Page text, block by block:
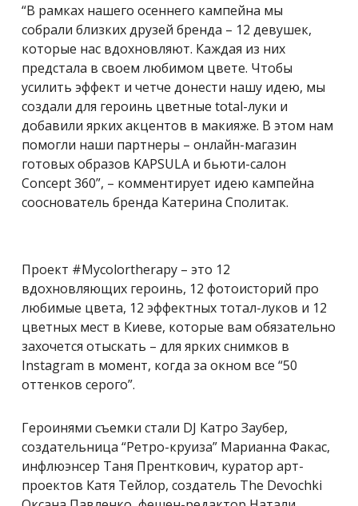
“В рамках нашего осеннего кампейна мы
собрали близких друзей бренда – 12 девушек,
которые нас вдохновляют. Каждая из них
предстала в своем любимом цвете. Чтобы
усилить эффект и четче донести нашу идею, мы
создали для героинь цветные total-луки и
добавили ярких акцентов в макияже. В этом нам
помогли наши партнеры – онлайн-магазин
готовых образов KAPSULA и бьюти-салон
Concept 360”, – комментирует идею кампейна
сооснователь бренда Катерина Сполитак.
Проект #Mycolortherapy – это 12
вдохновляющих героинь, 12 фотоисторий про
любимые цвета, 12 эффектных тотал-луков и 12
цветных мест в Киеве, которые вам обязательно
захочется отыскать – для ярких снимков в
Instagram в момент, когда за окном все “50
оттенков серого”.
Героинями съемки стали DJ Катро Заубер,
создательница “Ретро-круиза” Марианна Факас,
инфлюэнсер Таня Пренткович, куратор арт-
проектов Катя Тейлор, создатель The Devochki